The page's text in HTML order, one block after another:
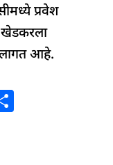
प्रवेश
खेडकरला
लागत आहे.